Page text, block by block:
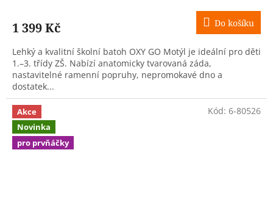
1 399 Kč Do košíku
Lehký a kvalitní školní batoh OXY GO Motýl je ideální pro děti
1.–3. třídy ZŠ. Nabízí anatomicky tvarovaná záda,
nastavitelné ramenní popruhy, nepromokavé dno a
dostatek...
Akce
Novinka
pro prvňáčky
Kód: 6-80526